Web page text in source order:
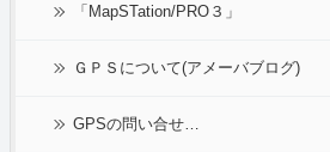
「MapSTation/PRO３」
ＧＰＳについて(アメーバブログ)
GPSの問い合せ…